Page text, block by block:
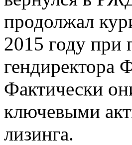
продолжал
2015 году при
гендиректора
Фактически
ключевыми
лизинга.